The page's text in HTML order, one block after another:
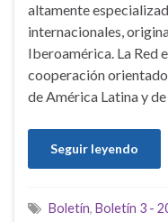
altamente
internacionales,
Iberoamérica. La Red
cooperación
de América Latina y
Seguir leyendo
Boletín, Boletín 3 -